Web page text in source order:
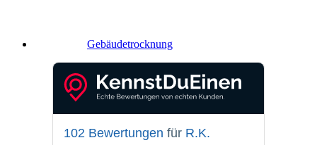
Gebäude­trocknung
102 Bewertungen für R.K.